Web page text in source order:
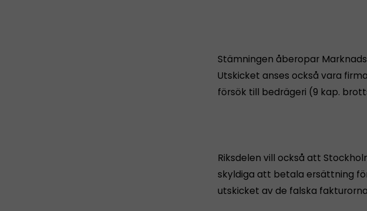
Stämningen åberopar
Utskicket anses också vara
försök till bedrägeri (9 kap.
Riksdelen vill också att
skyldiga att betala ersättning
utskicket av de falska